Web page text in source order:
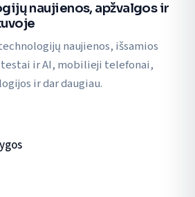
naujienos, apžvalgos ir
naujienos, išsamios
ir AI, mobilieji telefonai,
ir dar daugiau.